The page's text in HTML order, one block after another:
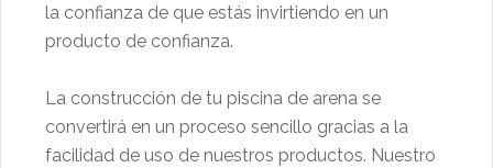
la confianza de que estás invirtiendo en un
producto de confianza.
La construcción de tu piscina de arena se
convertirá en un proceso sencillo gracias a la
facilidad de uso de nuestros productos. Nuestro